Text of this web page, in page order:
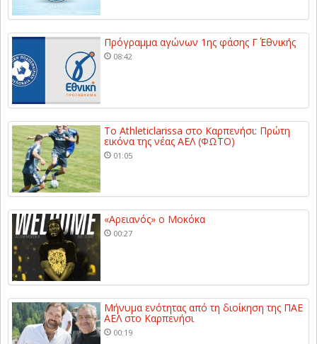
Πρόγραμμα αγώνων 1ης φάσης Γ΄ Εθνικής
08:42
Το Athleticlarissa στο Καρπενήσι: Πρώτη
εικόνα της νέας ΑΕΛ (ΦΩΤΟ)
01:05
«Αρειανός» ο Μοκόκα
00:27
Μήνυμα ενότητας από τη διοίκηση της ΠΑΕ
ΑΕΛ στο Καρπενήσι
00:19